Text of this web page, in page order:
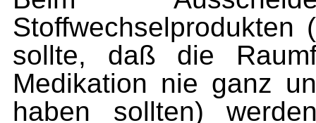
Stoffwechselprodukten
sollte, daß die
Medikation nie ganz
haben sollten)